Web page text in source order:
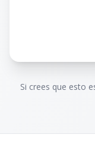
Si crees que esto